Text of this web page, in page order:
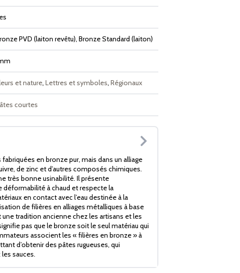
PVD (laiton revêtu), Bronze Standard (laiton)
et nature, Lettres et symboles, Régionaux
courtes
en bronze pur, mais dans un alliage
de zinc et d’autres composés chimiques.
très bonne usinabilité. Il présente
déformabilité à chaud et respecte la
en contact avec l’eau destinée à la
de filières en alliages métalliques à base
tradition ancienne chez les artisans et les
pas que le bronze soit le seul matériau qui
associent les « filières en bronze » à
d’obtenir des pâtes rugueuses, qui
sauces.